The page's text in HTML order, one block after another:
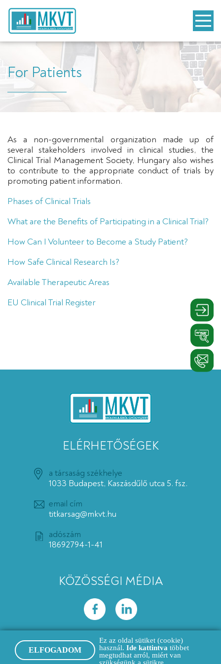
ELFOGADOM
Ez az oldal sütiket (cookie)
használ. Ide kattintva többet
megtudhat arról, miért van
szükségünk a sütikre.
For Patients
As a non-governmental organization made up of
several stakeholders involved in clinical studies, the
Clinical Trial Management Society, Hungary also wishes
to contribute to the appropriate conduct of trials by
promoting patient information.
Phases of Clinical Trials
What are the Benefits of Participating in a Clinical Trial?
How Can I Volunteer to Become a Study Patient?
How Safe Clinical Research Is?
Available Therapeutic Areas
EU Clinical Trial Register
ELÉRHETŐSÉGEK
a társaság székhelye
1033 Budapest, Kaszásdűlő utca 5. fsz.
email cím
titkarsag@mkvt.hu
adószám
18692794-1-41
KÖZÖSSÉGI MÉDIA
© 2020 MKVT Minden jog fenntartva